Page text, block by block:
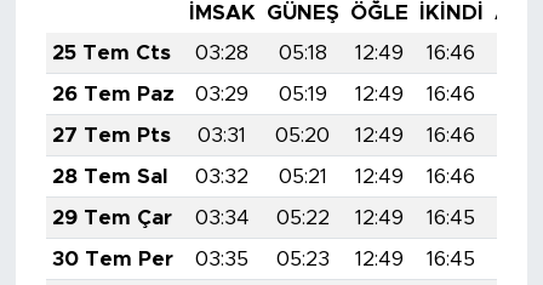
İMSAK GÜNEŞ ÖĞLE İKINDI
25 Tem Cts
03:28 05:18 12:49 16:46
26 Tem Paz
03:29 05:19 12:49 16:46
27 Tem Pts
03:31 05:20 12:49 16:46
28 Tem Sal
03:32 05:21 12:49 16:46
29 Tem Çar
03:34 05:22 12:49 16:45
30 Tem Per
03:35 05:23 12:49 16:45